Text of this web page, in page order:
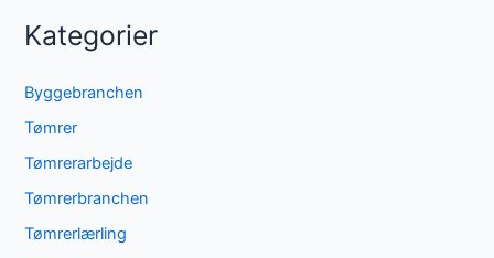
Kategorier
Byggebranchen
Tømrer
Tømrerarbejde
Tømrerbranchen
Tømrerlærling